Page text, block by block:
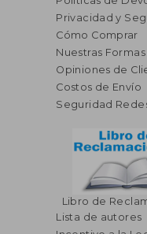
45%
dcto. $
Privacidad y
Cómo Comprar
Nuestras
Opiniones de
Costos de Envío
Seguridad
Libro de
Lista de autores